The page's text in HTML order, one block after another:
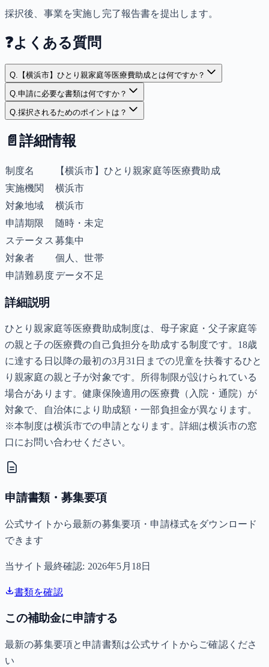
採択後、事業を実施し完了報告書を提出します。
❓よくある質問
Q. 【横浜市】ひとり親家庭等医療費助成とは何ですか？
Q.申請に必要な書類は何ですか？
Q.採択されるためのポイントは？
📄 詳細情報
制度名
【横浜市】ひとり親家庭等医療費助成
実施機関
横浜市
対象地域
横浜市
申請期限
随時・未定
ステータス 募集中
対象者
個人、世帯
申請難易度データ不足
詳細説明
ひとり親家庭等医療費助成制度は、母子家庭・父子家庭等
の親と子の医療費の自己負担分を助成する制度です。18歳
に達する日以降の最初の3月31日までの児童を扶養するひと
り親家庭の親と子が対象です。所得制限が設けられている
場合があります。健康保険適用の医療費（入院・通院）が
対象で、自治体により助成額・一部負担金が異なります。
※本制度は横浜市での申請となります。詳細は横浜市の窓
口にお問い合わせください。
申請書類・募集要項
公式サイトから最新の募集要項・申請様式をダウンロード
できます
当サイト最終確認: 2026年5月18日
書類を確認
この補助金に申請する
最新の募集要項と申請書類は公式サイトからご確認くださ
い